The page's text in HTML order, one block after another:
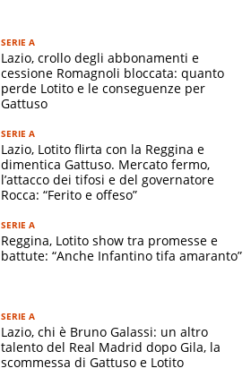
SERIE A
Lazio, crollo degli abbonamenti e
cessione Romagnoli bloccata: quanto
perde Lotito e le conseguenze per
Gattuso
SERIE A
Lazio, Lotito flirta con la Reggina e
dimentica Gattuso. Mercato fermo,
l’attacco dei tifosi e del governatore
Rocca: “Ferito e offeso”
SERIE A
Reggina, Lotito show tra promesse e
battute: “Anche Infantino tifa amaranto”
SERIE A
Lazio, chi è Bruno Galassi: un altro
talento del Real Madrid dopo Gila, la
scommessa di Gattuso e Lotito